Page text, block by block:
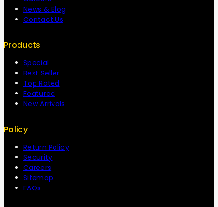
News & Blog
Contact Us
Products
Special
Best Seller
Top Rated
Featured
New Arrivals
Policy
Return Policy
Security
Careers
Sitemap
FAQs